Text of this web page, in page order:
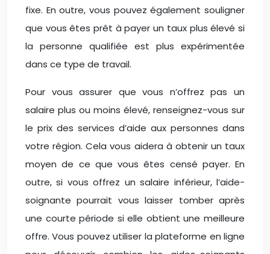
fixe. En outre, vous pouvez également souligner
que vous êtes prêt à payer un taux plus élevé si
la personne qualifiée est plus expérimentée
dans ce type de travail.
Pour vous assurer que vous n’offrez pas un
salaire plus ou moins élevé, renseignez-vous sur
le prix des services d’aide aux personnes dans
votre région. Cela vous aidera à obtenir un taux
moyen de ce que vous êtes censé payer. En
outre, si vous offrez un salaire inférieur, l’aide-
soignante pourrait vous laisser tomber après
une courte période si elle obtient une meilleure
offre. Vous pouvez utiliser la plateforme en ligne